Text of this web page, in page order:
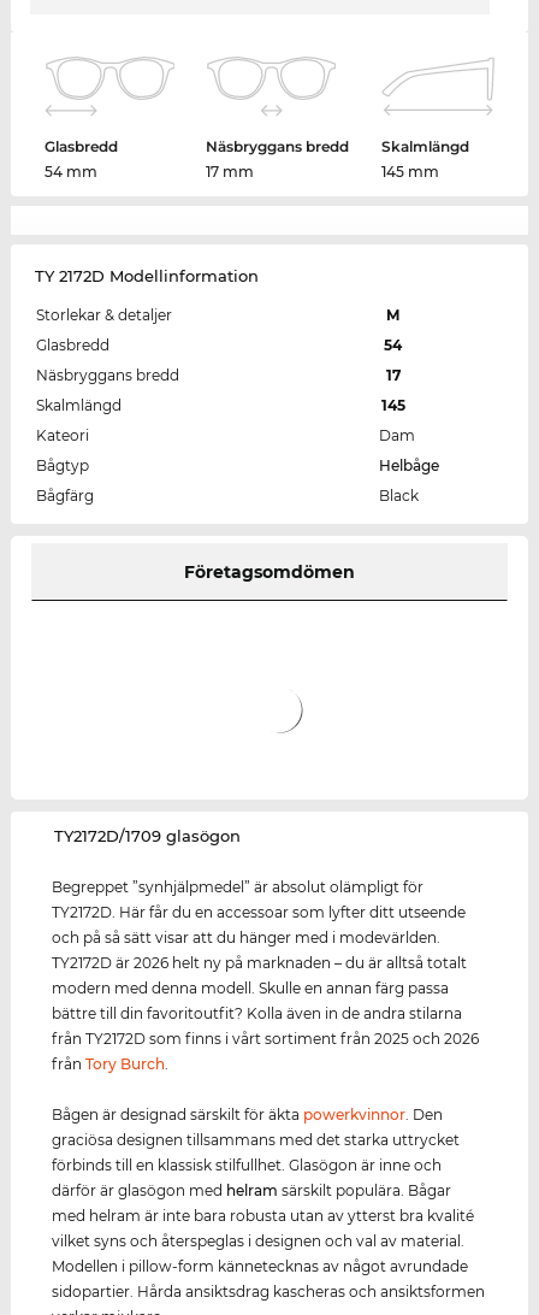
Glasbredd
54 mm
Näsbryggans bredd
17 mm
Skalmlängd
145 mm
TY 2172D Modellinformation
Storlekar & detaljer
M
Glasbredd
54
Näsbryggans bredd
17
Skalmlängd
145
Kateori
Dam
Bågtyp
Helbåge
Bågfärg
Black
Företagsomdömen
‌TY2172D/1709 glasögon
Begreppet ”synhjälpmedel” är absolut olämpligt för
TY2172D. Här får du en accessoar som lyfter ditt utseende
och på så sätt visar att du hänger med i modevärlden.
TY2172D är 2026 helt ny på marknaden – du är alltså totalt
modern med denna modell. Skulle en annan färg passa
bättre till din favoritoutfit? Kolla även in de andra stilarna
från TY2172D som finns i vårt sortiment från 2025 och 2026
frånTory Burch.
Bågen är designad särskilt för äkta powerkvinnor. Den
graciösa designen tillsammans med det starka uttrycket
förbinds till en klassisk stilfullhet. Glasögon är inne och
därför är glasögon med helram särskilt populära. Bågar
med helram är inte bara robusta utan av ytterst bra kvalité
vilket syns och återspeglas i designen och val av material.
Modellen i pillow-form kännetecknas av något avrundade
sidopartier. Hårda ansiktsdrag kascheras och ansiktsformen